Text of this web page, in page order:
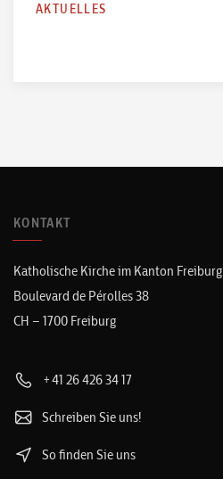
AKTUELLES
KONTAKT
Katholische Kirche im Kanton Freiburg
Boulevard de Pérolles 38
CH – 1700 Freiburg
+41 26 426 34 17
Schreiben Sie uns!
So finden Sie uns